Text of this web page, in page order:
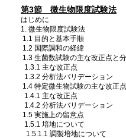
第3節 微生物限度試験法
はじめに
1. 微生物限度試験法
1.1 目的と基本手順
1.2 国際調和の経緯
1.3 生菌数試験の主な改正点と
1.3.1 主な改正点
1.3.2 分析法バリデーション
1.4 特定微生物試験の主な改正
1.4.1 主な改正点
1.4.2 分析法バリデーション
1.5 実施上の留意点
1.5.1 培地について
1.5.1.1 調製培地について